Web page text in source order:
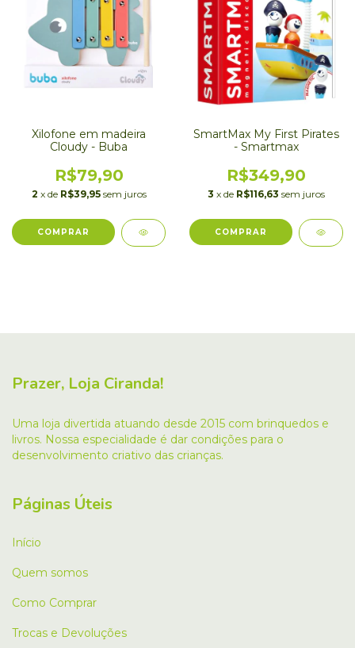
Xilofone em madeira
Cloudy - Buba
R$79,90
2 x de R$39,95 sem juros
SmartMax My First Pirates
- Smartmax
R$349,90
3 x de R$116,63 sem juros
Prazer, Loja Ciranda!
Uma loja divertida atuando desde 2015 com brinquedos e
livros. Nossa especialidade é dar condições para o
desenvolvimento criativo das crianças.
Páginas Úteis
Início
Quem somos
Como Comprar
Trocas e Devoluções